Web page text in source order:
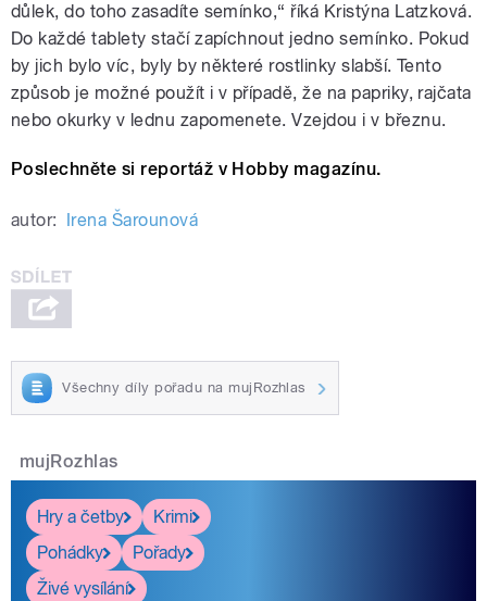
důlek, do toho zasadíte semínko,“ říká Kristýna Latzková.
Do každé tablety stačí zapíchnout jedno semínko. Pokud
by jich bylo víc, byly by některé rostlinky slabší. Tento
způsob je možné použít i v případě, že na papriky, rajčata
nebo okurky v lednu zapomenete. Vzejdou i v březnu.
Poslechněte si reportáž v Hobby magazínu.
autor: Irena Šarounová
Všechny díly pořadu na mujRozhlas
mujRozhlas
Hry a četby
Krimi
Pohádky
Pořady
Živé vysílání